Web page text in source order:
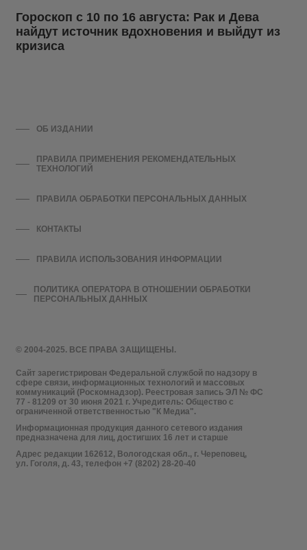
Гороскоп с 10 по 16 августа: Рак и Дева
найдут источник вдохновения и выйдут из
кризиса
© 2004-2025. ВСЕ ПРАВА ЗАЩИЩЕНЫ.
Сайт зарегистрирован Федеральной службой по надзору в
сфере связи, информационных технологий и массовых
коммуникаций (Роскомнадзор). Реестровая запись ЭЛ № ФС
77 - 81209 от 30 июня 2021 г. Учредитель: Общество с
ограниченной ответственностью "К Медиа".
Информационная продукция данного сетевого издания
предназначена для лиц, достигших 16 лет и старше
Адрес редакции 162612, Вологодская обл., г. Череповец,
ул. Гоголя, д. 43, телефон +7 (8202) 28-20-40
ОБ ИЗДАНИИ
ПРАВИЛА ПРИМЕНЕНИЯ РЕКОМЕНДАТЕЛЬНЫХ
ТЕХНОЛОГИЙ
ПРАВИЛА ОБРАБОТКИ ПЕРСОНАЛЬНЫХ ДАННЫХ
КОНТАКТЫ
ПРАВИЛА ИСПОЛЬЗОВАНИЯ ИНФОРМАЦИИ
ПОЛИТИКА ОПЕРАТОРА В ОТНОШЕНИИ ОБРАБОТКИ
ПЕРСОНАЛЬНЫХ ДАННЫХ